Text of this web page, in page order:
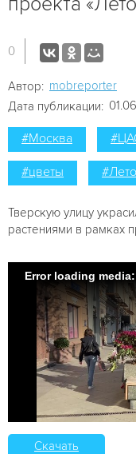
0
Автор: mobreporter
Дата публикации:
#Москва
#цветы
Тверскую улицу
растениями в рамках
Error loading
Скачать